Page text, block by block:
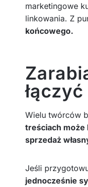
marketingowe
linkowania. Z
końcowego.
Wielu twórców
treściach
sprzedaż
Jeśli
jednocześnie